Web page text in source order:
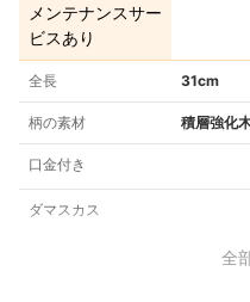
メンテナンスサー
ビスあり
全長 31cm
柄の素材 積層強化
口金付き
ダマスカス
全